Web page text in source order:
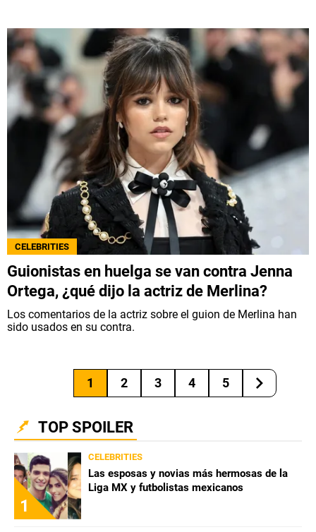
CELEBRITIES
Guionistas en huelga se van contra Jenna
Ortega, ¿qué dijo la actriz de Merlina?
Los comentarios de la actriz sobre el guion de Merlina han
sido usados en su contra.
1 2 3 4 5
TOP SPOILER
1
CELEBRITIES
Las esposas y novias más hermosas de la
Liga MX y futbolistas mexicanos